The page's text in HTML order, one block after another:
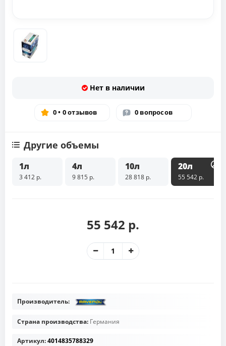
Нет в наличии
0 • 0 отзывов 0 вопросов
Другие объемы
1л
3 412 р.
4л
9 815 р.
10л
28 818 р.
20л
55 542 р.
55 542 р.
Производитель:
Страна производства: Германия
Артикул:4014835788329